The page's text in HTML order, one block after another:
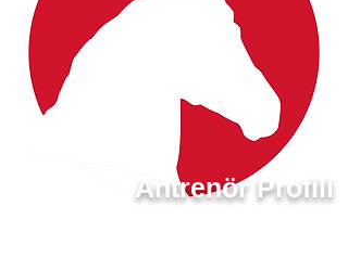
Antrenör Profili